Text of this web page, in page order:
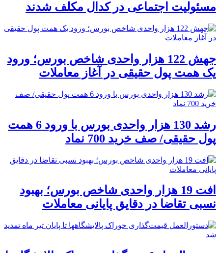
مسئولیت اجتماعی در کدال مکلف شدند
جهش 122 هزار واحدی شاخص بورس؛ ورود
یک همت پول حقیقی در آغاز معاملات
رشد 130 هزار واحدی بورس با ورود 6 همت
پول حقیقی/ صف خرید 700 نماد
افت 19 هزار واحدی شاخص بورس؛ بهبود
نسبی تقاضا در دقایق پایانی معاملات